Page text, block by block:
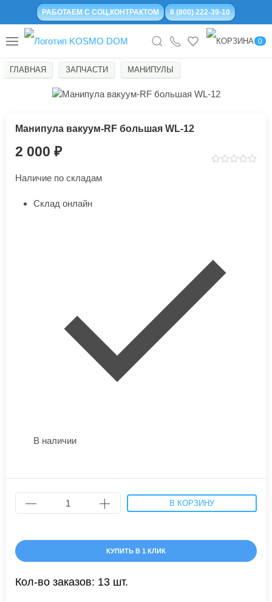
РАБОТАЕМ С СОЦ.КОНТРАКТОМ 8 (800) 222-39-10
0
ГЛАВНАЯ ЗАПЧАСТИ МАНИПУЛЫ
Манипула вакуум-RF большая WL-12
2 000
Наличие по складам
Склад онлайн
В наличии
В КОРЗИНУ
КУПИТЬ В 1 КЛИК
Кол-во заказов: 13 шт.